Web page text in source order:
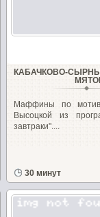
КАБАЧКОВО-
Маффины по
Высоцкой из
завтраки"....
30 минут